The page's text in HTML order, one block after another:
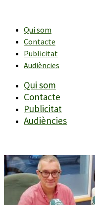
contingutQui som
Contacte
Publicitat
Audiències
Qui som
Contacte
Publicitat
Audiències